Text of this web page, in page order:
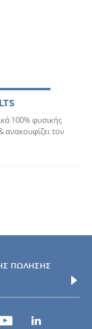
100% φυσικής
τον
ΠΩΛΗΣΗΣ